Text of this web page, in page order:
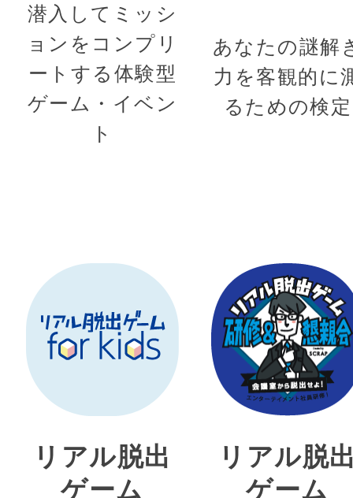
潜入してミッシ
ョンをコンプリ
ートする体験型
ゲーム・イベン
ト
あなたの謎解
力を客観的に
るための検定
リアル脱出
ゲーム
リアル脱
ゲーム